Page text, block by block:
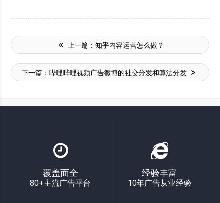
上一篇： 知乎内容运营怎么做？
下一篇：哔哩哔哩视频广告微博的社交分发和算法分发
覆盖面全
80+主流广告平台
经验丰富
10年广告从业经验